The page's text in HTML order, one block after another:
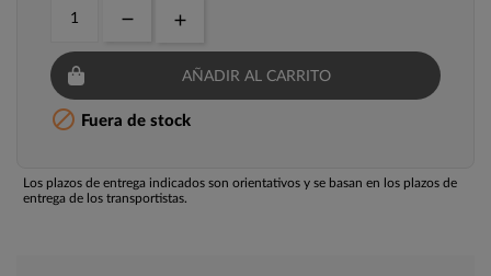
AÑADIR AL CARRITO
 Fuera de stock
Los plazos de entrega indicados son orientativos y se basan en los plazos de
entrega de los transportistas.